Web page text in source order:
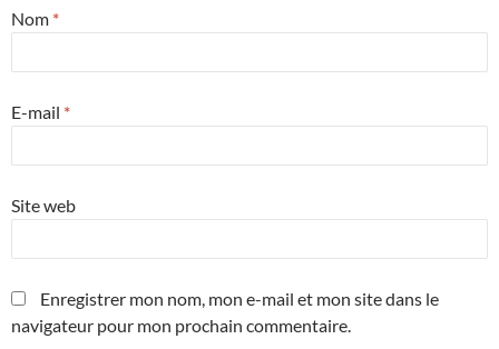
Nom *
E-mail *
Site web
Enregistrer mon nom, mon e-mail et mon site dans le
navigateur pour mon prochain commentaire.